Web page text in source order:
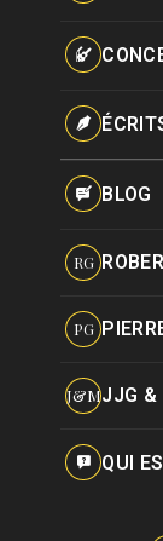
BLOG
RG
PG
J&MJJG &
QUI